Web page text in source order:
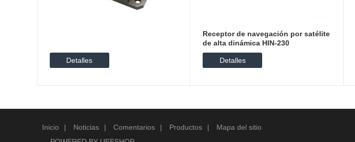
Detalles
Receptor de navegación por satélite
de alta dinámica HIN-230
Detalles
Inicio | Noticias | Comentarios | Productos |
Mapa del sitio